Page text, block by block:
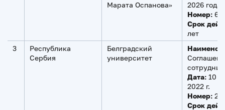
Марата Оспанова»
2026 года
Номер: 63
Срок
лет
3
Республика
Сербия
Белградский
университет
Дата: 10
2022 г.
Номер: 277
Срок